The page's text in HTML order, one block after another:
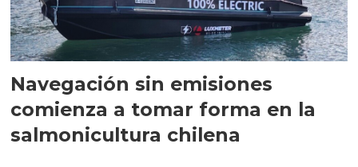
Navegación sin emisiones
comienza a tomar forma en la
salmonicultura chilena